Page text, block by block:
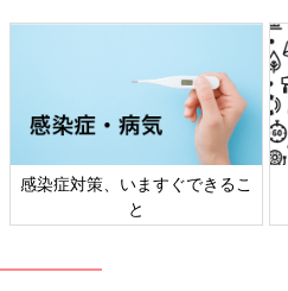
感染症対策、いますぐできるこ
と